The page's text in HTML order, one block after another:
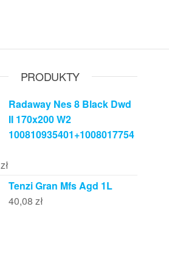
PRODUKTY
Radaway Nes 8 Black Dwd
II 170x200 W2
100810935401+1008017754
zł
Tenzi Gran Mfs Agd 1L
40,08 zł